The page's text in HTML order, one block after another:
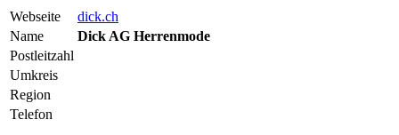
Webseite
dick.ch
Name
Dick AG Herrenmode
Postleitzahl
Umkreis
Region
Telefon